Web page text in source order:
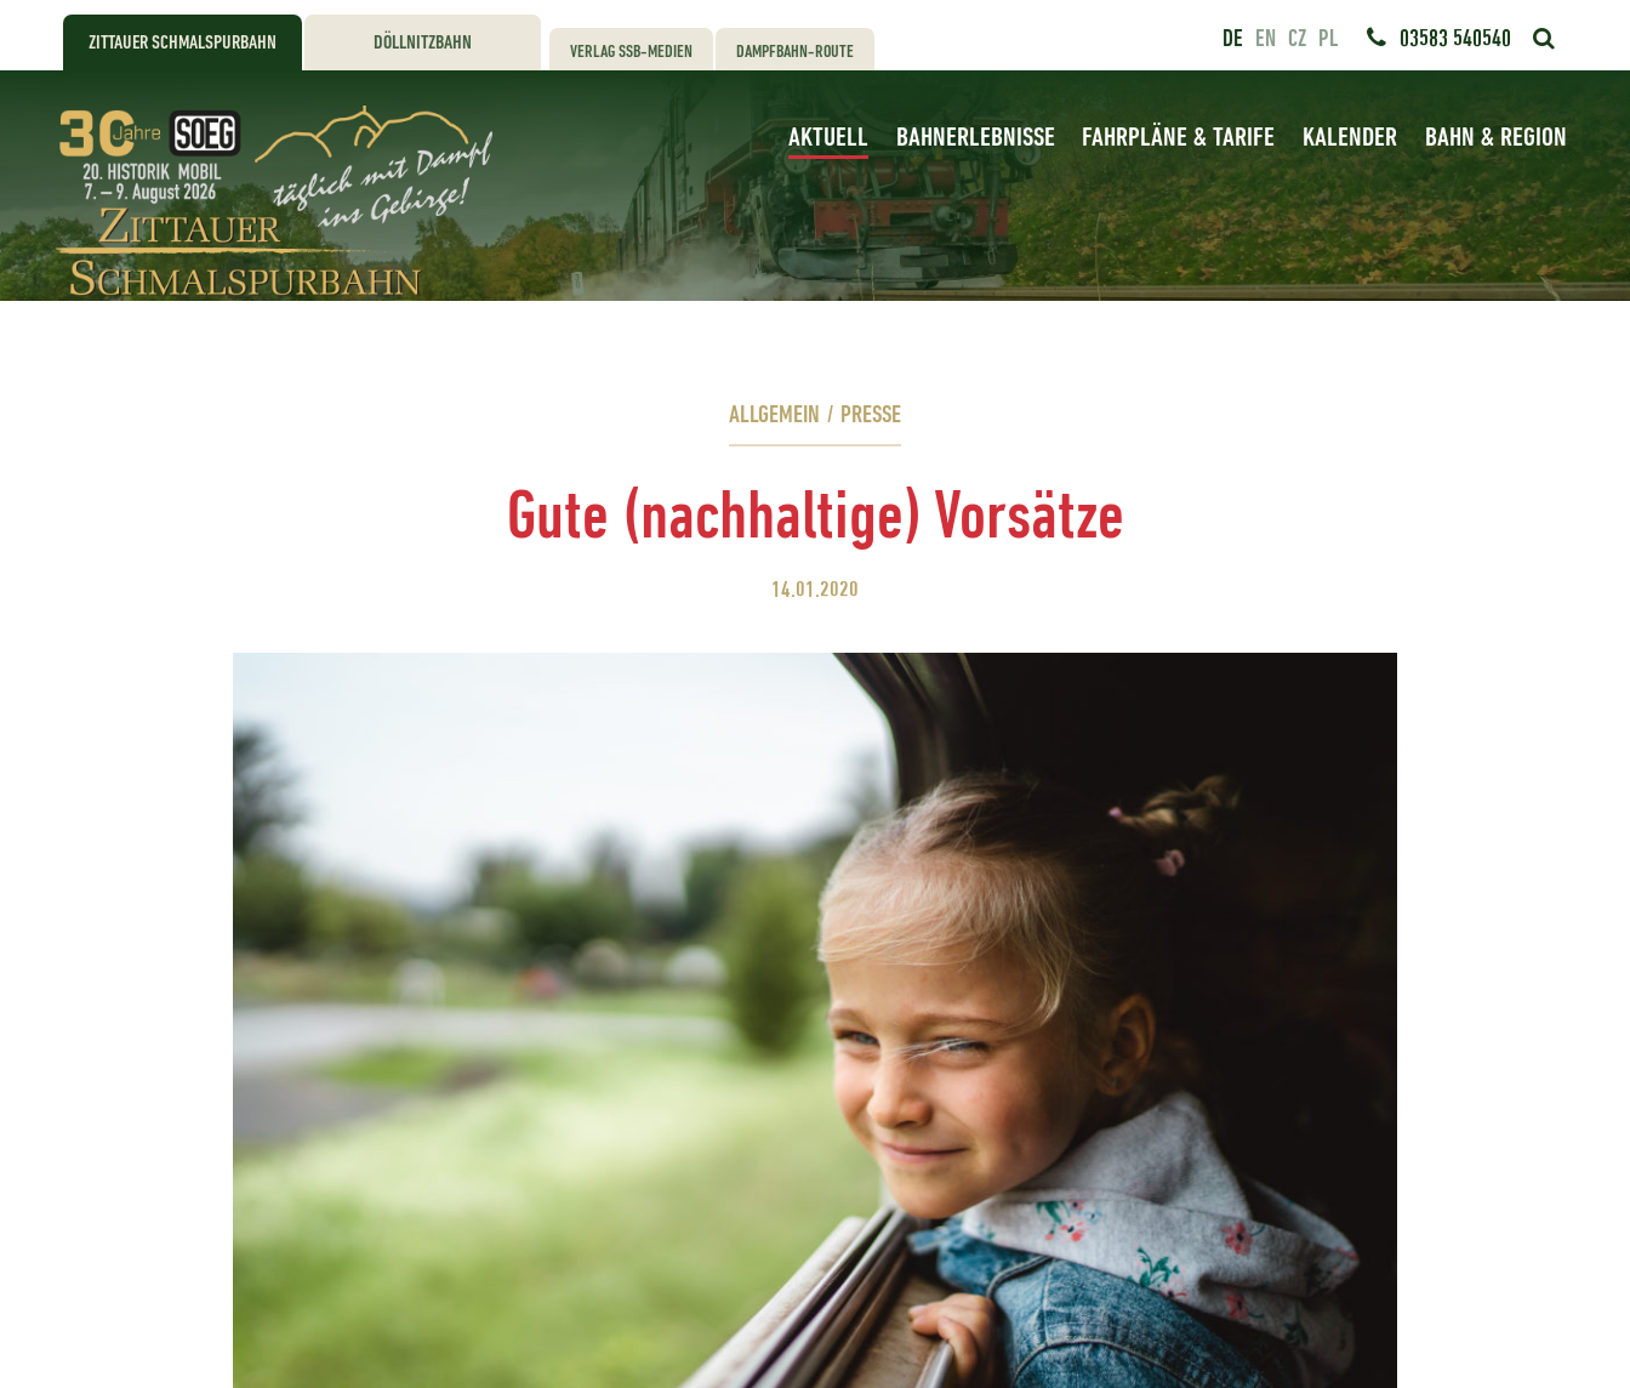
DE EN CZ PL 03583 540540
ZITTAUER SCHMALSPURBAHN DÖLLNITZBAHN VERLAG SSB-MEDIEN DAMPFBAHN-ROUTE
AKTUELL BAHNERLEBNISSE FAHRPLÄNE & TARIFE KALENDER BAHN & REGION
ALLGEMEIN / PRESSE
Gute (nachhaltige) Vorsätze
14.01.2020